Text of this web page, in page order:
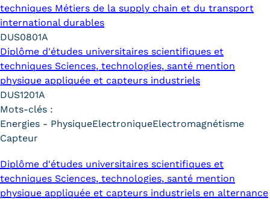
techniques Métiers de la supply chain et du transport
international durables
DUS0801A
Diplôme d'études universitaires scientifiques et
techniques Sciences, technologies, santé mention
physique appliquée et capteurs industriels
DUS1201A
Mots-clés :
Energies - PhysiqueElectroniqueElectromagnétisme
Capteur
Diplôme d'études universitaires scientifiques et
techniques Sciences, technologies, santé mention
physique appliquée et capteurs industriels en alternance